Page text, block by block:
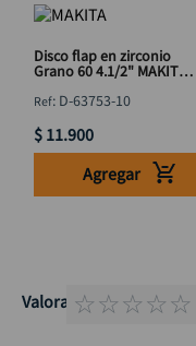
Disco flap en zirconio
Grano 60 4.1/2" MAKITA
: D-63753-10
$ 11.900
Agregar
Valoraciones
☆☆☆☆☆